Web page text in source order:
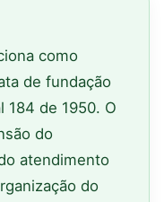
como
de fundação
184 de 1950. O
do
atendimento
do